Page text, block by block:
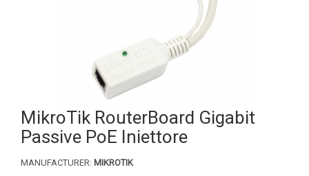
MikroTik RouterBoard Gigabit
Passive PoE Iniettore
MANUFACTURER: MIKROTIK